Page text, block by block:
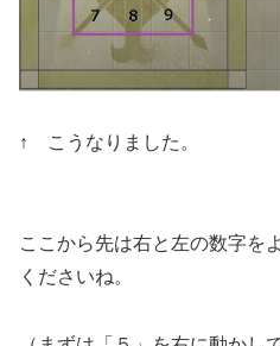
↑ こうなりました。
ここから先は右と左の数字を
くださいね。